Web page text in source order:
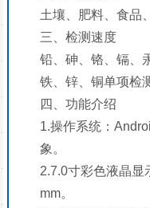
土壤、肥料、食品
三、检测速度
铅、砷、铬、镉、
铁、锌、铜单项检
四、功能介绍
1.操作系统：
象。
2.7.0寸彩色液晶显
mm。